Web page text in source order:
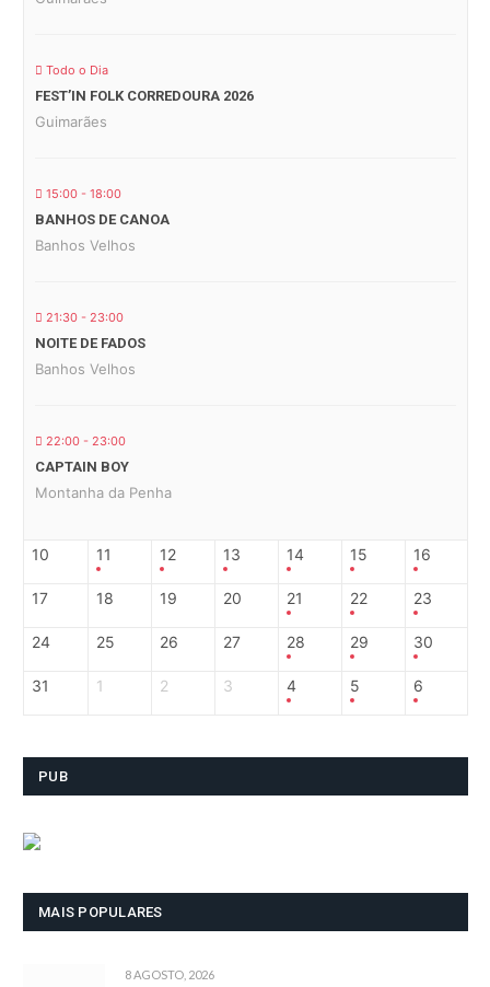
Todo o Dia
FEST’IN FOLK CORREDOURA 2026
Guimarães
15:00 - 18:00
BANHOS DE CANOA
Banhos Velhos
21:30 - 23:00
NOITE DE FADOS
Banhos Velhos
22:00 - 23:00
CAPTAIN BOY
Montanha da Penha
10 11 12 13 14 15 16
17 18 19 20 21 22 23
24 25 26 27 28 29 30
31 1 2 3 4 5 6
PUB
MAIS POPULARES
8 AGOSTO, 2026